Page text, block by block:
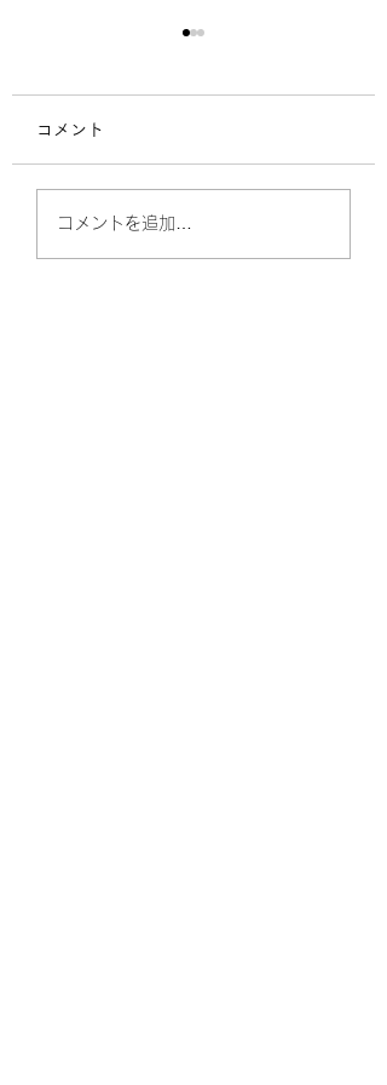
埼玉県クラブ選手権日
程(終了)
コメント
コメントを追加…